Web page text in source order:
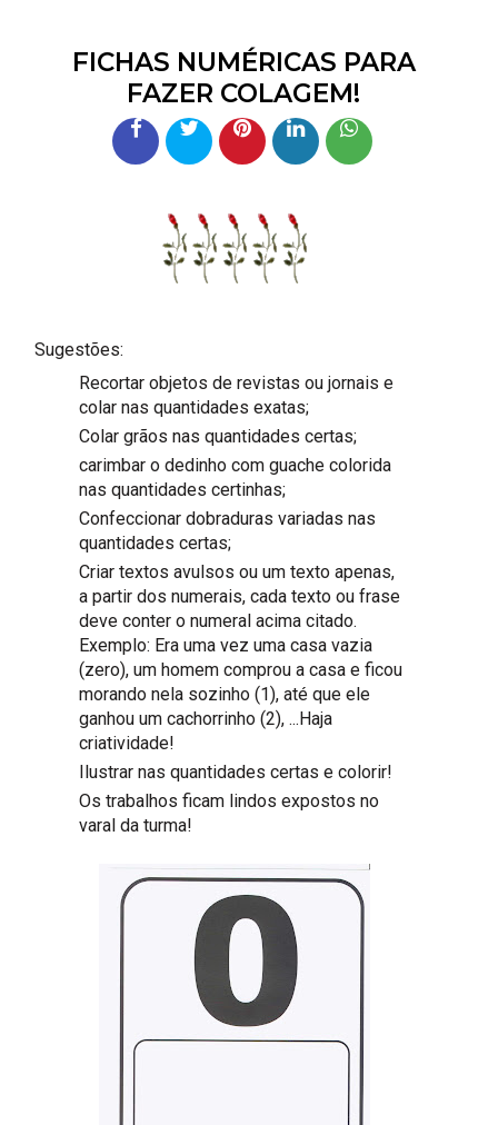
FICHAS NUMÉRICAS PARA
FAZER COLAGEM!
Sugestões:
Recortar objetos de revistas ou jornais e
colar nas quantidades exatas;
Colar grãos nas quantidades certas;
carimbar o dedinho com guache colorida
nas quantidades certinhas;
Confeccionar dobraduras variadas nas
quantidades certas;
Criar textos avulsos ou um texto apenas,
a partir dos numerais, cada texto ou frase
deve conter o numeral acima citado.
Exemplo: Era uma vez uma casa vazia
(zero), um homem comprou a casa e ficou
morando nela sozinho (1), até que ele
ganhou um cachorrinho (2), ...Haja
criatividade!
Ilustrar nas quantidades certas e colorir!
Os trabalhos ficam lindos expostos no
varal da turma!